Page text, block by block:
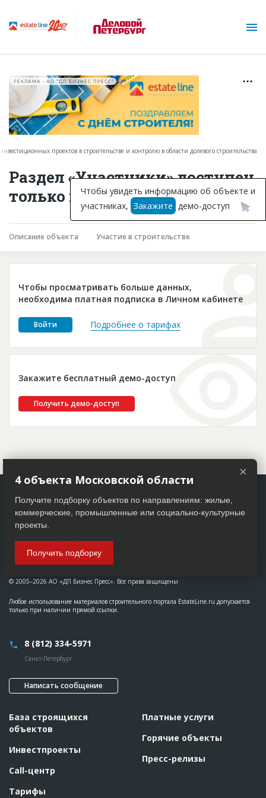
Горячие объекты
База строящихся объектов
Инвестпроекты
Глоссарий
Платные услуги
Пресс-релизы
РЕКЛАМА • АО "ДП БИЗНЕС ПРЕСС"
проектов в строительстве и контролю в области долевого строительства
Раздел «Участники» доступен
только подписчикам
Описание объекта Участие в строительстве
Чтобы просматривать больше данных,
необходима платная подписка в Личном кабинете
Войти Подробнее о тарифах
Закажите бесплатный демо-доступ
Получить демо-доступ
Чтобы увидеть информацию об объекте и
участниках, Закажите демо-доступ
© 2005–2026 АО «ДП Бизнес Пресс». Все права защищены
Любое использование материалов строительного портала EstateLine.ru допускается
только при наличии прямой ссылки.
8 (812) 334-5971
Санкт-Петербург
Написать сообщение
База строящихся
объектов
Инвестпроекты
Call-центр
Тарифы
Платные услуги
Горячие объекты
Пресс-релизы
×
4 объекта Московской области
Получите подборку объектов по направлениям: жилые,
коммерческие, промышленные или социально-культурные
проекты.
Получить подборку